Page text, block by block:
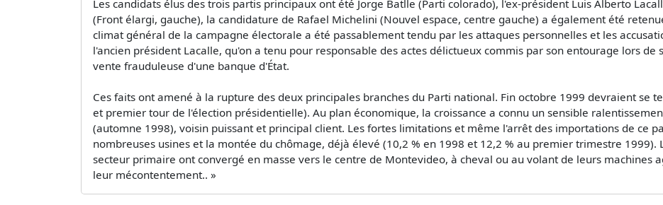
Les candidats élus des trois partis principaux ont été Jorge Batlle (Parti colorado), l'ex-président Luis Alberto
(Front élargi, gauche), la candidature de Rafael Michelini (Nouvel espace, centre gauche) a également été
climat général de la campagne électorale a été passablement tendu par les attaques personnelles et les
l'ancien président Lacalle, qu'on a tenu pour responsable des actes délictueux commis par son entourage lors de
vente frauduleuse d'une banque d'État.
Ces faits ont amené à la rupture des deux principales branches du Parti national. Fin octobre 1999 devraient se
et premier tour de l'élection présidentielle). Au plan économique, la croissance a connu un sensible
(automne 1998), voisin puissant et principal client. Les fortes limitations et même l'arrêt des importations de ce
nombreuses usines et la montée du chômage, déjà élevé (10,2 % en 1998 et 12,2 % au premier trimestre 1999).
secteur primaire ont convergé en masse vers le centre de Montevideo, à cheval ou au volant de leurs machines
leur mécontentement.. »